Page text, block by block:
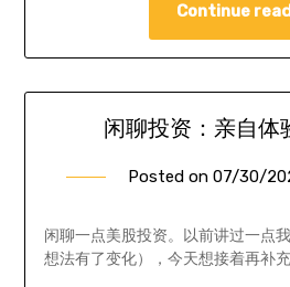
Continue
闲聊投资：亲自体
Posted on 07/30/
闲聊一点美股投资。以前讲过一点
想法有了变化），今天想接着再补充